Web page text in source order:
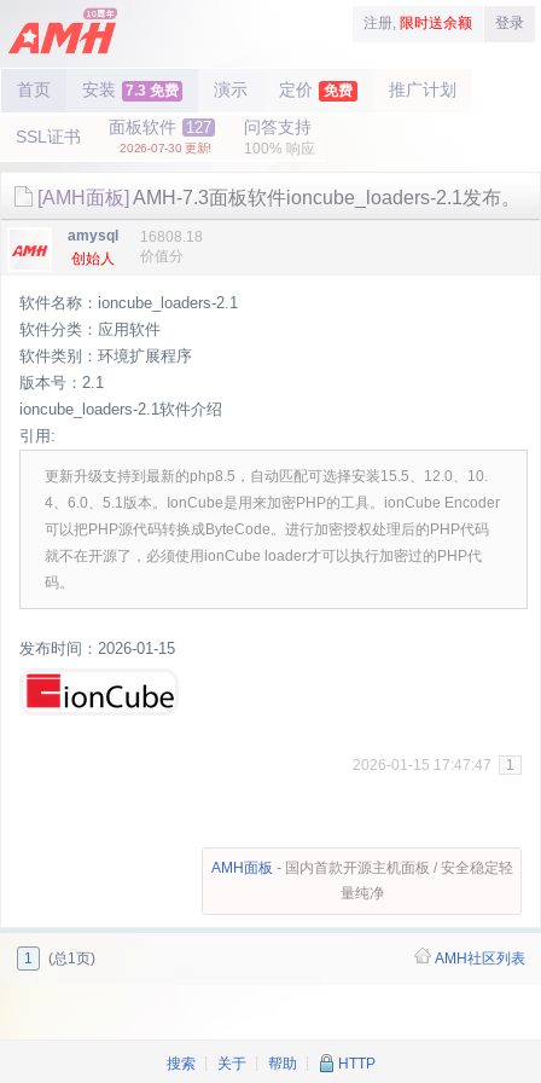
注册, 限时送余额 登录
首页 安装 7.3 免费 演示 定价 免费 推广计划
SSL证书 面板软件 127
2026-07-30 更新!
问答支持
100% 响应
[AMH面板] AMH-7.3面板软件ioncube_loaders-2.1发布。
amysql
创始人
16808.18
价值分
软件名称：ioncube_loaders-2.1
软件分类：应用软件
软件类别：环境扩展程序
版本号：2.1
ioncube_loaders-2.1软件介绍
引用:
更新升级支持到最新的php8.5，自动匹配可选择安装15.5、12.0、10.
4、6.0、5.1版本。IonCube是用来加密PHP的工具。ionCube Encoder
可以把PHP源代码转换成ByteCode。进行加密授权处理后的PHP代码
就不在开源了，必须使用ionCube loader才可以执行加密过的PHP代
码。
发布时间：2026-01-15
2026-01-15 17:47:47 1
AMH面板 - 国内首款开源主机面板 / 安全稳定轻
量纯净
1 (总1页) AMH社区列表
搜索┊ 关于┊ 帮助 HTTP